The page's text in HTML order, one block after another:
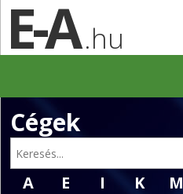
.hu
Cégek
A E I K M